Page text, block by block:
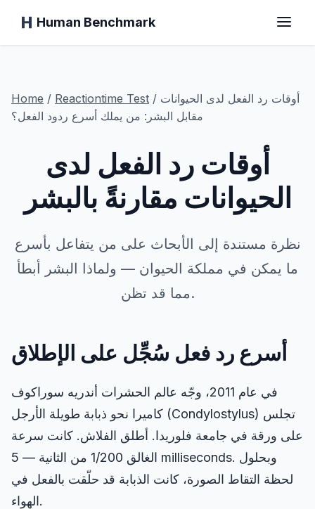
Human Benchmark
وقت الاستجابة
اختبار الشمبانزي
اختبار الكتابة
ذاكرة الأرقام
N-Back
الذاكرة اللفظية
Home / Reactiontime Test / أوقات رد الفعل لدى الحيوانات
مقابل البشر: من يملك أسرع ردود الفعل؟
أوقات رد الفعل لدى
الحيوانات مقارنةً بالبشر
نظرة مستندة إلى الأبحاث على من يتفاعل بأسرع
ما يمكن في مملكة الحيوان — ولماذا البشر أبطأ
مما قد تظن.
أسرع رد فعل سُجِّل على الإطلاق
في عام 2011، وجّه عالم الحشرات أندريه سوراكوف
كاميرا نحو ذبابة طويلة الأرجل (Condylostylus) تجلس
على ورقة في جامعة فلوريدا. أطلق الفلاش. كانت سرعة
الغالق 1/200 من الثانية — 5 milliseconds. وبحلول
لحظة التقاط الصورة، كانت الذبابة قد حلّقت بالفعل في
الهواء.